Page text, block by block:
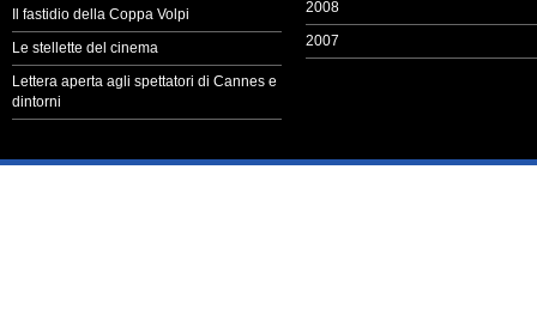
Il fastidio della Coppa Volpi
Le stellette del cinema
Lettera aperta agli spettatori di Cannes e
dintorni
2008
2007